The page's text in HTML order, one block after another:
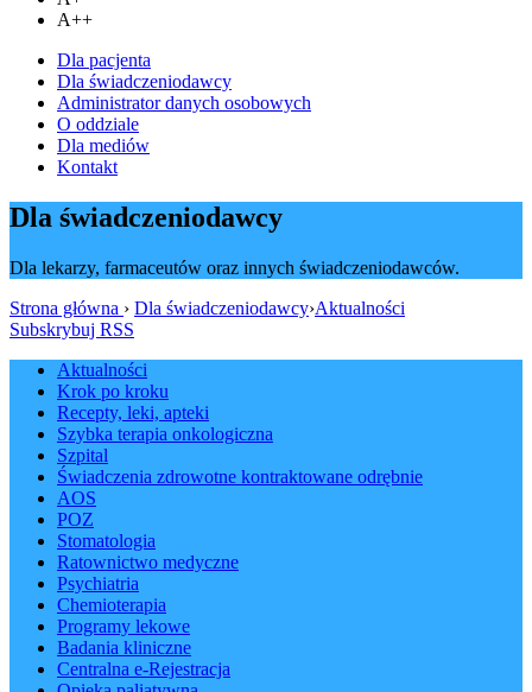
A++
Dla pacjenta
Dla świadczeniodawcy
Administrator danych osobowych
O oddziale
Dla mediów
Kontakt
Dla świadczeniodawcy
Dla lekarzy, farmaceutów oraz innych świadczeniodawców.
Strona główna › Dla świadczeniodawcy›Aktualności
Subskrybuj RSS
Aktualności
Krok po kroku
Recepty, leki, apteki
Szybka terapia onkologiczna
Szpital
Świadczenia zdrowotne kontraktowane odrębnie
AOS
POZ
Stomatologia
Ratownictwo medyczne
Psychiatria
Chemioterapia
Programy lekowe
Badania kliniczne
Centralna e-Rejestracja